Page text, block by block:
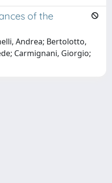
of the
Andrea; Bertolotto,
Carmignani, Giorgio;